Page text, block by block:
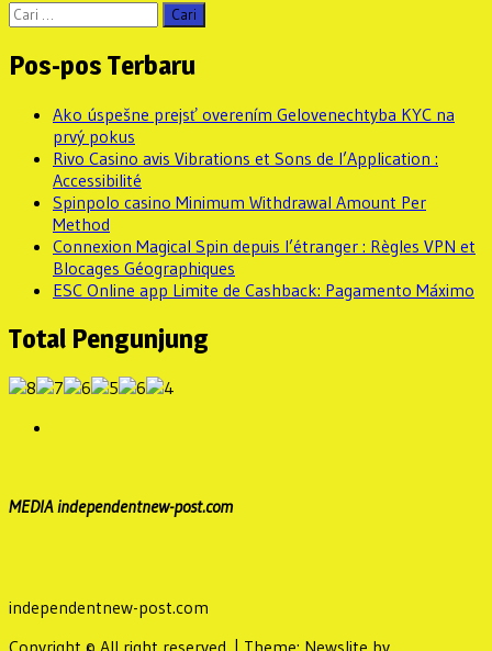
Cari
untuk:
Pos-pos Terbaru
Ako úspešne prejsť overením Gelovenechtyba KYC na
prvý pokus
Rivo Casino avis Vibrations et Sons de l’Application :
Accessibilité
Spinpolo casino Minimum Withdrawal Amount Per
Method
Connexion Magical Spin depuis l’étranger : Règles VPN et
Blocages Géographiques
ESC Online app Limite de Cashback: Pagamento Máximo
Total Pengunjung
MEDIA independentnew-post.com
independentnew-post.com
Copyright © All right reserved. | Theme: Newslite by